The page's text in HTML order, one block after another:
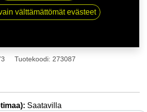
75T KUMHO WP52
Tuotekoodi: 273087
Saatavilla
välttämättömät evästeet